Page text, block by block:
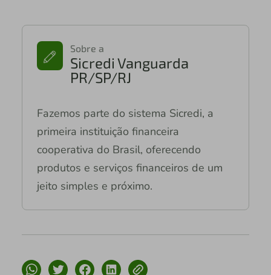
Sobre a
Sicredi Vanguarda
PR/SP/RJ
Fazemos parte do sistema Sicredi, a
primeira instituição financeira
cooperativa do Brasil, oferecendo
produtos e serviços financeiros de um
jeito simples e próximo.